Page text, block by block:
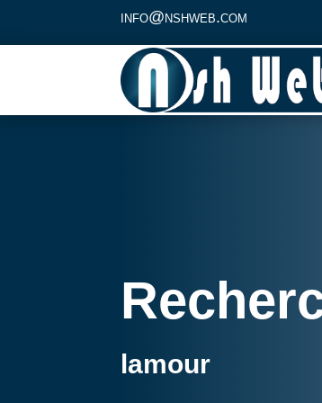
info@nshweb.com
lamour